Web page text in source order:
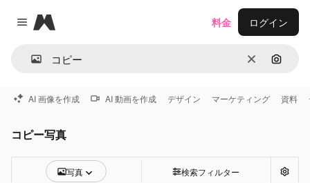
Close menu
Magnific
消去 画像で
料金 ログイン
AI 画像を作成 AI 動画を作成 デザイン マーケティング 資料
コピー写真
写真 検索フィルター